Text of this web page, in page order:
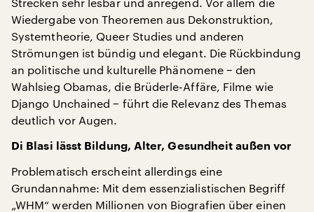
Wiedergabe von Theoremen aus Dekonstruktion,
Systemtheorie, Queer Studies und anderen
Strömungen ist bündig und elegant. Die Rückbindung
an politische und kulturelle Phänomene − den
Wahlsieg Obamas, die Brüderle-Affäre, Filme wie
Django Unchained − führt die Relevanz des Themas
deutlich vor Augen.
Di Blasi lässt Bildung, Alter, Gesundheit außen vor
Problematisch erscheint allerdings eine
Grundannahme: Mit dem essenzialistischen Begriff
„WHM“ werden Millionen von Biografien über einen